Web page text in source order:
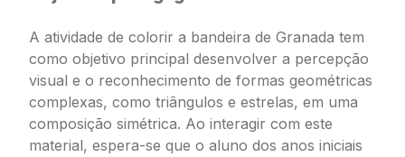
A atividade de colorir a bandeira de Granada tem
como objetivo principal desenvolver a percepção
visual e o reconhecimento de formas geométricas
complexas, como triângulos e estrelas, em uma
composição simétrica. Ao interagir com este
material, espera-se que o aluno dos anos iniciais